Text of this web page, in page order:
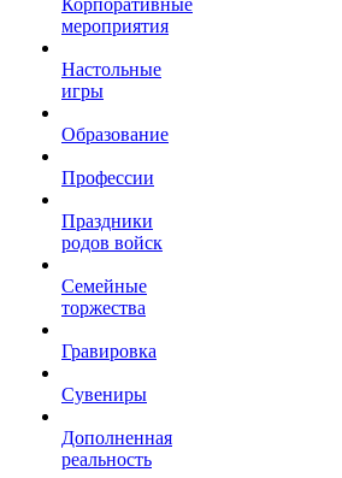
Корпоративные
мероприятия
Настольные
игры
Образование
Профессии
Праздники
родов войск
Семейные
торжества
Гравировка
Сувениры
Дополненная
реальность